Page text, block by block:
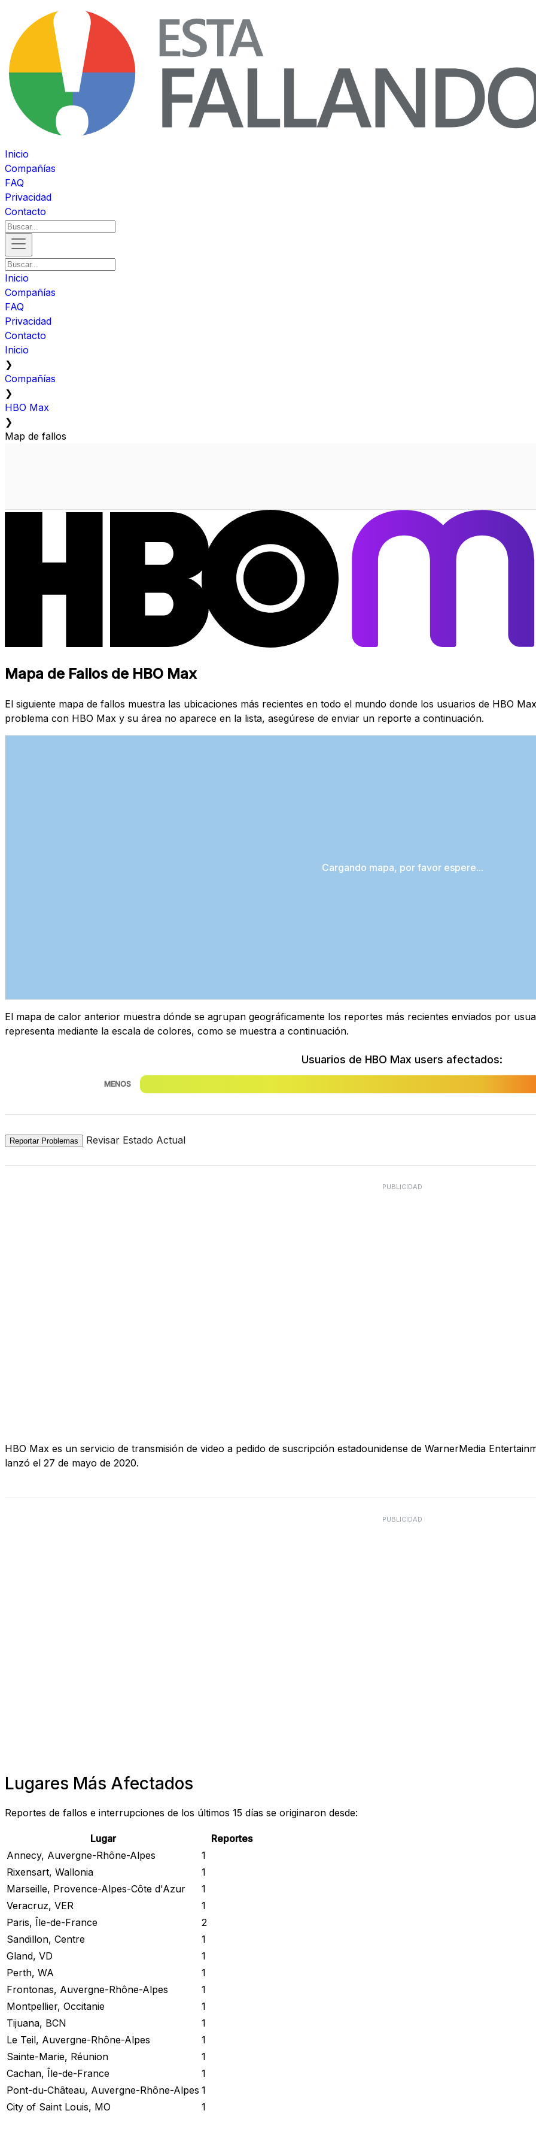
Inicio
Compañías
FAQ
Privacidad
Contacto
Inicio
Compañías
FAQ
Privacidad
Contacto
Inicio
❯
Compañías
❯
HBO Max
❯
Map de fallos
Mapa de Fallos de HBO Max
El siguiente mapa de fallos muestra las ubicaciones más recientes en todo el mundo donde los usuarios de HBO
problema con HBO Max y su área no aparece en la lista, asegúrese de enviar un reporte a continuación.
Cargando mapa, por favor espere...
El mapa de calor anterior muestra dónde se agrupan geográficamente los reportes más recientes enviados por
representa mediante la escala de colores, como se muestra a continuación.
Usuarios de HBO Max users afectados:
MENOS
Reportar Problemas Revisar Estado Actual
PUBLICIDAD
HBO Max es un servicio de transmisión de video a pedido de suscripción estadounidense de WarnerMedia
lanzó el 27 de mayo de 2020.
PUBLICIDAD
Lugares Más Afectados
Reportes de fallos e interrupciones de los últimos 15 días se originaron desde:
Lugar
Reportes
Annecy, Auvergne-Rhône-Alpes
1
Rixensart, Wallonia
1
Marseille, Provence-Alpes-Côte d'Azur
1
Veracruz, VER
1
Paris, Île-de-France
2
Sandillon, Centre
1
Gland, VD
1
Perth, WA
1
Frontonas, Auvergne-Rhône-Alpes
1
Montpellier, Occitanie
1
Tijuana, BCN
1
Le Teil, Auvergne-Rhône-Alpes
1
Sainte-Marie, Réunion
1
Cachan, Île-de-France
1
Pont-du-Château, Auvergne-Rhône-Alpes 1
City of Saint Louis, MO
1